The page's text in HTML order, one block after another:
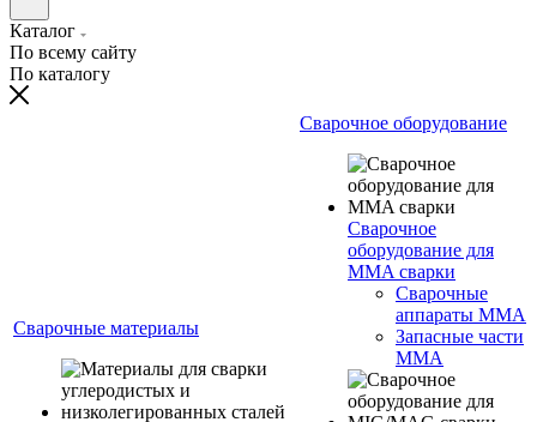
Каталог
По всему сайту
По каталогу
Сварочные материалы
Сварочное оборудование
Сварочное
оборудование для
MMA сварки
Сварочные
аппараты MMA
Запасные части
MMA